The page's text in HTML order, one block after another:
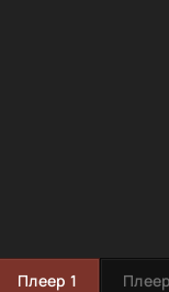
Плеер 1